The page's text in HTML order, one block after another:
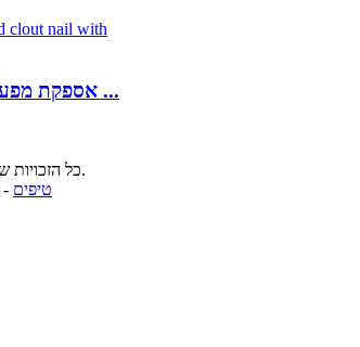
אספקת מפעל בסין מסמר תלתן מגולוון עם ...
© כל הזכויות שמורות - 2019-2020: כל הזכויות שמורות.
טיפים -